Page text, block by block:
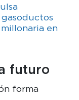
en
futuro
forma